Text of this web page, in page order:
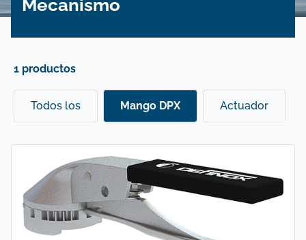
Mecanismo
1 productos
Todos los Mango DPX Actuador